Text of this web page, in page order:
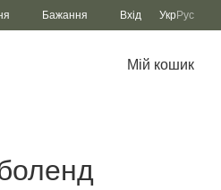
Бажання Вхід УкрРус
Мій кошик